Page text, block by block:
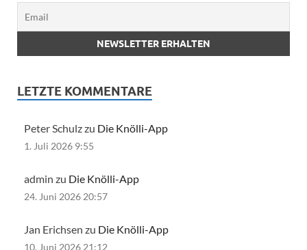
LETZTE KOMMENTARE
Peter Schulz zu Die Knölli-App
1. Juli 2026 9:55
admin zu Die Knölli-App
24. Juni 2026 20:57
Jan Erichsen zu Die Knölli-App
10. Juni 2026 21:12